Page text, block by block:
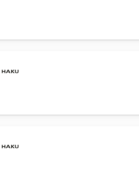
HAKU
HAKU